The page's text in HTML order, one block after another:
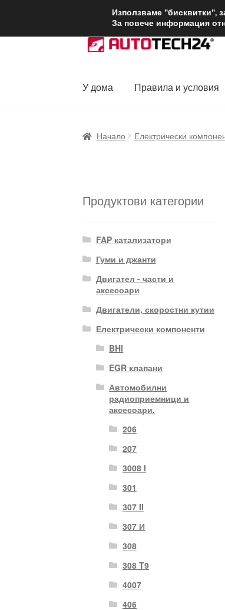
Skip
to
Skip
to
У дома Правила и условия
Начало Електрически
Продуктови категории
FAP катализатори
Гуми и джанти
Двигател - части и
аксесоари
Двигатели, скоростни кутии
Електрически компоненти
BHI
EGR клапани
Автомобилни
радиоприемници и
аксесоари.
206
207
3008 I
301
307 II
307 И
308
308 T9
4007
406
Използваме "бисквитки",
За повече информация